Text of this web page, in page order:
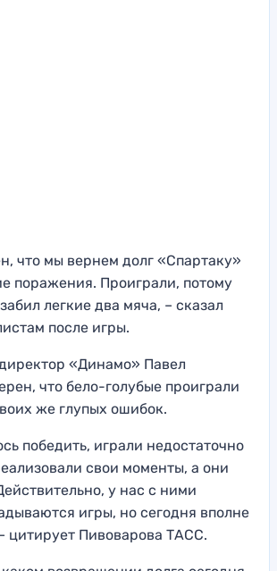
что мы вернем долг «Спартаку»
поражения. Проиграли, потому
легкие два мяча, – сказал
после игры.
«Динамо» Павел
что бело-голубые проиграли
же глупых ошибок.
победить, играли недостаточно
свои моменты, а они
у нас с ними
игры, но сегодня вполне
цитирует Пивоварова ТАСС.